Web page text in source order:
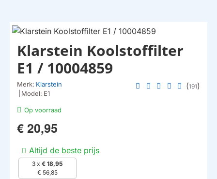
Op voorraad
Klarstein Koolstoffilter
E1 / 10004859
Merk: Klarstein
Model: E1
(191)
€ 20,95
Altijd de beste prijs
3 x€ 18,95
€ 56,85